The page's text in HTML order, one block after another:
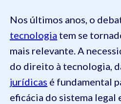
Nos últimos anos, o
tecnologia tem se
mais relevante. A
do direito à tecnologia,
jurídicas é fundamental
eficácia do sistema legal